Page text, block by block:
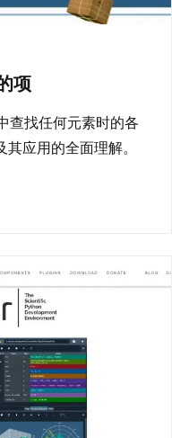
项
查找任何元素时的各
应用的全面理解。